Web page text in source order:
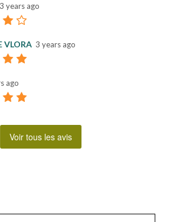
3 years ago
VLORA 3 years ago
ago
Voir tous les avis